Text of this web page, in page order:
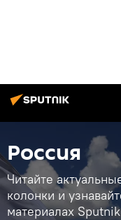
Россия
Читайте
колонки и
материалах